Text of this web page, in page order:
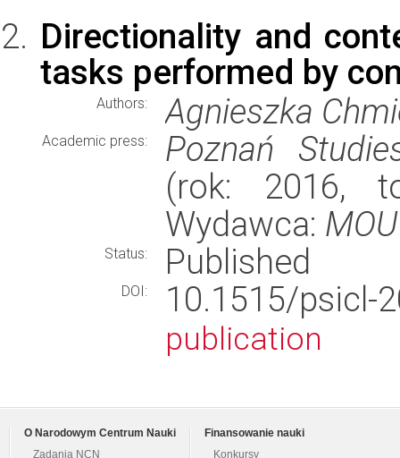
Directionality and
tasks performed by
Authors: Agnieszka
Academic press:
Poznań
(rok: 2016,
Wydawca:
Status: Published
DOI: 10.1515/
publication
O Narodowym Centrum Nauki
Zadania NCN
Finansowanie nauki
Konkursy